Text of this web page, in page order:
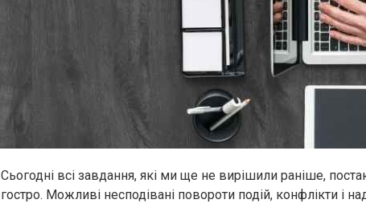
Сьогодні всі завдання, які ми ще не вирішили раніше,
гостро. Можливі несподівані повороти подій, конфлікти і